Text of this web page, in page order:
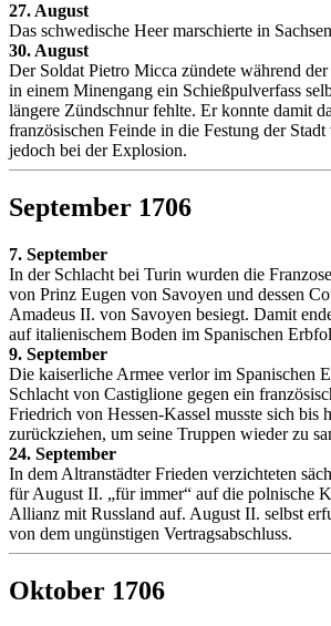
27. August
Das schwedische Heer marschierte in
30. August
Der Soldat Pietro Micca zündete während
in einem Minengang ein Schießpulverfass
längere Zündschnur fehlte. Er konnte damit
französischen Feinde in die Festung der
jedoch bei der Explosion.
September 1706
7. September
In der Schlacht bei Turin wurden die
von Prinz Eugen von Savoyen und dessen
Amadeus II. von Savoyen besiegt. Damit
auf italienischem Boden im Spanischen
9. September
Die kaiserliche Armee verlor im Spanischen
Schlacht von Castiglione gegen ein
Friedrich von Hessen-Kassel musste sich bis
zurückziehen, um seine Truppen wieder zu
24. September
In dem Altranstädter Frieden verzichteten
für August II. „für immer“ auf die polnische
Allianz mit Russland auf. August II. selbst
von dem ungünstigen Vertragsabschluss.
Oktober 1706